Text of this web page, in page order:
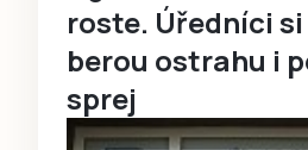
roste. Úředníci
berou ostrahu i
sprej